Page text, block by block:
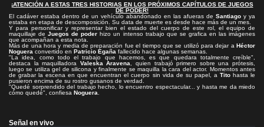
¡ATENCIÓN A ESTAS TRES HISTORIAS EN LOS PRÓXIMOS CAPÍTULOS DE JUEGOS
DE PODER!
El cadáver estaba dentro de un vehículo abandonado en las afueras de Santiago y ya
estaba en etapa de descomposición. Su data de muerte es desde hace más de un mes.
Y para personificar y representar bien el estado del cuerpo de este rol, el equipo de
maquillaje de Juegos de poder hizo un intenso trabajo que se grafica en las imágenes
que acompañan a esta nota.
Más de una hora y media de preparación fue el tiempo que se utilizó para dejar a Héctor
Noguera convertido en Patricio Egaña fallecido hace algunas semanas.
"La idea, como todo el trabajo que hacemos, es que quedara totalmente creíble",
destaca la maquilladora Valeska Aravena
, quien trabajó primero sobre una prótesis,
luego se utiliza gel de silicona y finalmente se maquilla la cara del actor. Momentos antes
de grabar la escena en que encuentran el cuerpo sin vida de su papel, a Titohasta le
pusieron encima de su rostro gusanos de verdad.
"Quedé sorprendido del trabajo hecho, lo encuentro espectacular... y hasta me da miedo
cómo quedé", confiesa Noguera
Señal en vivo